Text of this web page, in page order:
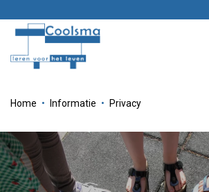
Home Informatie Privacy